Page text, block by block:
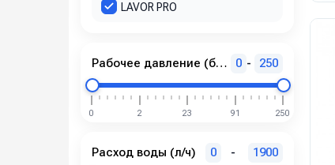
LAVOR PRO
Рабочее давление (бар) 0 - 250
0 2 23 91 250
Расход воды (л/ч) 0 - 1900